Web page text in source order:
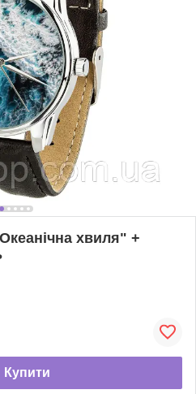
хвиля" +
Купити